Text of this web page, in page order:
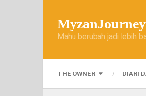
MyzanJourney
Mahu berubah jadi lebih
THE OWNER DIARI